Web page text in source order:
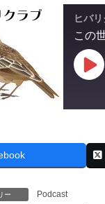
ヒバ
この
Play
ー Podcast